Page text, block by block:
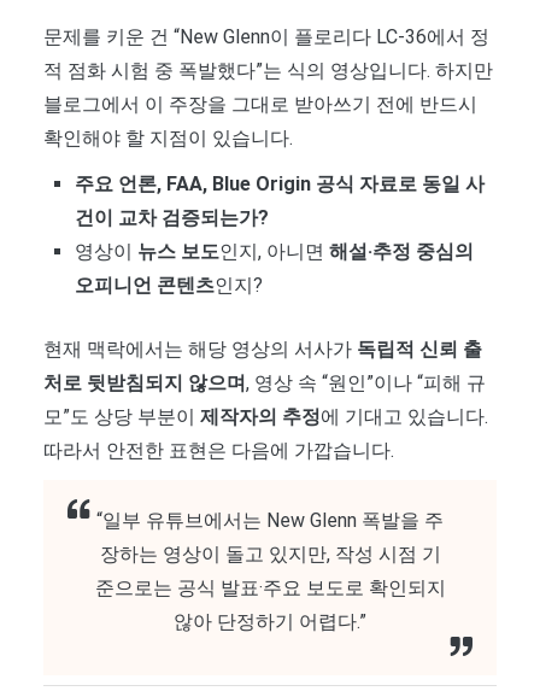
문제를 키운 건 “New Glenn이 플로리다 LC-36에서 정
적 점화 시험 중 폭발했다”는 식의 영상입니다. 하지만
블로그에서 이 주장을 그대로 받아쓰기 전에 반드시
확인해야 할 지점이 있습니다.
주요 언론, FAA, Blue Origin 공식 자료로 동일 사
건이 교차 검증되는가?
영상이 뉴스 보도인지, 아니면 해설·추정 중심의
오피니언 콘텐츠인지?
현재 맥락에서는 해당 영상의 서사가 독립적 신뢰 출
처로 뒷받침되지 않으며, 영상 속 “원인”이나 “피해 규
모”도 상당 부분이 제작자의 추정에 기대고 있습니다.
따라서 안전한 표현은 다음에 가깝습니다.
“일부 유튜브에서는 New Glenn 폭발을 주
장하는 영상이 돌고 있지만, 작성 시점 기
준으로는 공식 발표·주요 보도로 확인되지
않아 단정하기 어렵다.”